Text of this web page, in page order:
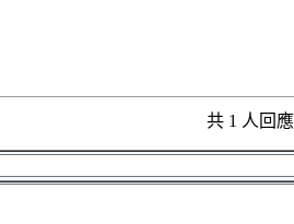
共 1 人回